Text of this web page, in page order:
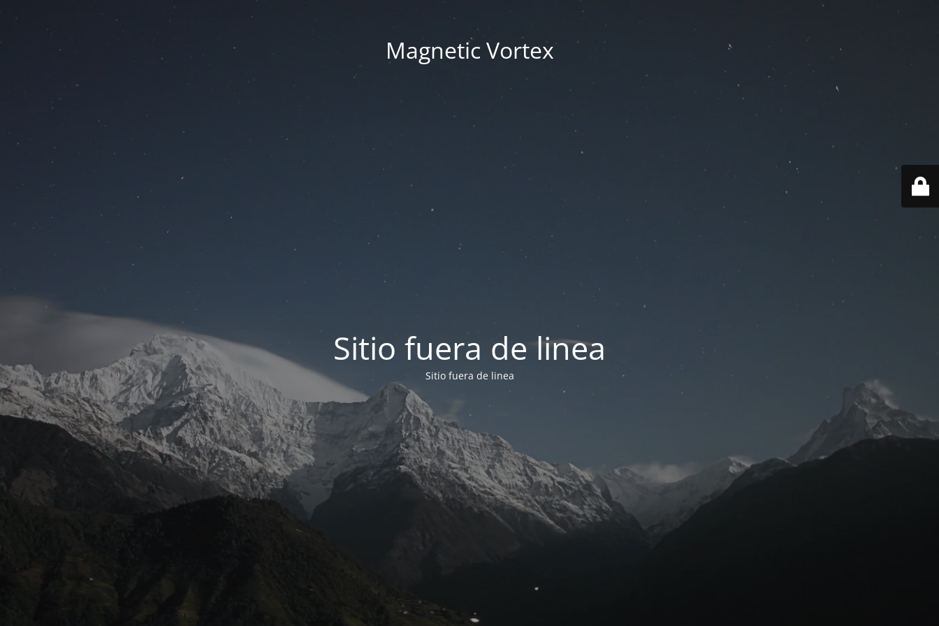
Magnetic Vortex
Sitio fuera de linea
Sitio fuera de linea